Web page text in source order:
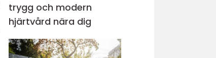
trygg och modern
hjärtvård nära dig